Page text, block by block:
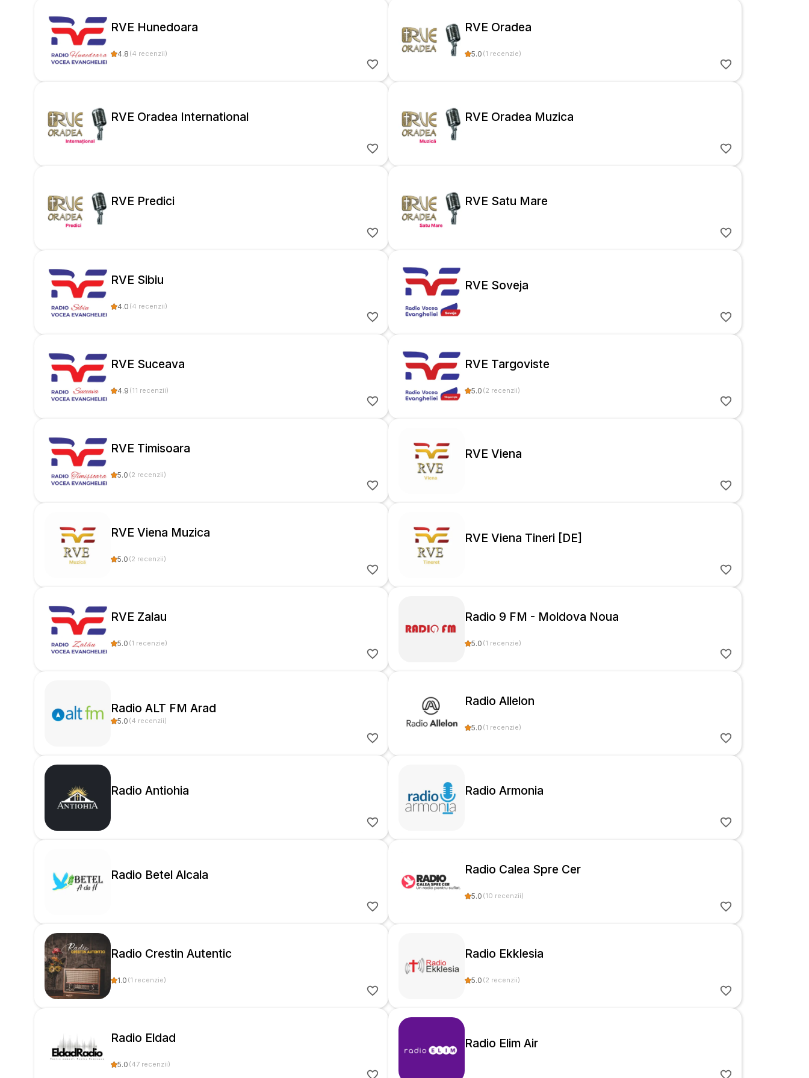
închinarea în vecii vecilor căci doar Tu eşt vrednic să le primeşti fiindcă doar Tu eşti singurul
Dumnezeu viu şi adevăra din univers! Amin.
RVE Hunedoara
4.8 (4 recenzii)
RVE Oradea
5.0 (1 recenzie)
RVE Oradea International RVE Oradea Muzica
RVE Predici RVE Satu Mare
RVE Sibiu
4.0 (4 recenzii)
RVE Soveja
RVE Suceava
4.9 (11 recenzii)
RVE Targoviste
5.0 (2 recenzii)
RVE Timisoara
5.0 (2 recenzii)
RVE Viena
RVE Viena Muzica
5.0 (2 recenzii)
RVE Viena Tineri [DE]
RVE Zalau
5.0 (1 recenzie)
Radio 9 FM - Moldova Noua
5.0 (1 recenzie)
Radio ALT FM Arad
5.0 (4 recenzii)
Radio Allelon
5.0 (1 recenzie)
Radio Antiohia Radio Armonia
Radio Betel Alcala Radio Calea Spre Cer
5.0 (10 recenzii)
Radio Crestin Autentic
1.0 (1 recenzie)
Radio Ekklesia
5.0 (2 recenzii)
Radio Eldad
5.0 (47 recenzii)
Radio Elim Air